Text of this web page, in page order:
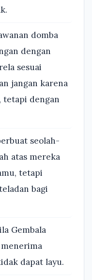
domba
dengan
sesuai
jangan karena
tetapi dengan
seolah-
atas mereka
tetapi
bagi
Gembala
dapat layu.